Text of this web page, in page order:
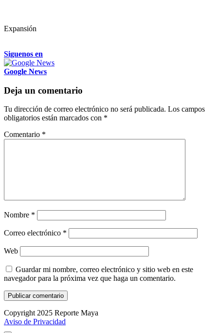
Expansión
Siguenos en
Google News
Deja un comentario
Tu dirección de correo electrónico no será publicada. Los campos
obligatorios están marcados con *
Comentario *
Nombre *
Correo electrónico *
Web
Guardar mi nombre, correo electrónico y sitio web en este
navegador para la próxima vez que haga un comentario.
Copyright 2025 Reporte Maya
Aviso de Privacidad